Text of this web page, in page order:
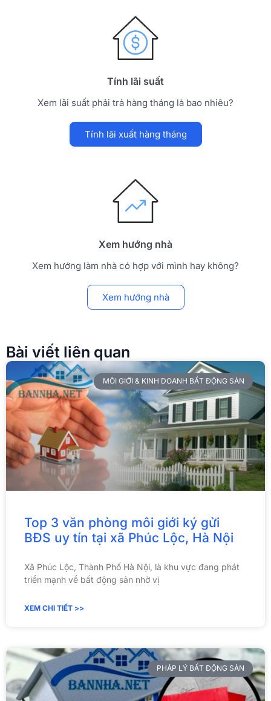
Tính lãi suất
Xem lãi suất phải trả hàng tháng là bao nhiêu?
Tính lãi xuất hàng tháng
Xem hướng nhà
Xem hướng làm nhà có hợp với mình hay không?
Xem hướng nhà
Bài viết liên quan
MÔI GIỚI & KINH DOANH BẤT ĐỘNG SẢN
Top 3 văn phòng môi giới ký gửi
BĐS uy tín tại xã Phúc Lộc, Hà Nội
Xã Phúc Lộc, Thành Phố Hà Nội, là khu vực đang phát
triển mạnh về bất động sản nhờ vị
XEM CHI TIẾT >>
PHÁP LÝ BẤT ĐỘNG SẢN